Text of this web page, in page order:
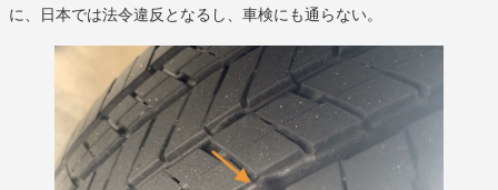
に、日本では法令違反となるし、車検にも通らない。